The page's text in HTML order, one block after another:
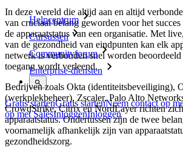
Helpcentrum
Cursussen
Communityforum
Enterprise-diensten
Gratis startenGratis startenNeem contact op
op met SalesInloggenInloggen
In deze wereld die altijd aan en altijd
van cruciaal belang geworden voor het
de apparaatstatus van een organisatie. Met
van de gezondheid van eindpunten kan elk
netwerk is verbonden snel worden
toegang wordt verleend.
Bedrijven zoals Okta (identiteitsbeveiliging),
(werkplekbeheer), Zscaler, Palo Alto
CrowdStrike, Citrix en NordLayer richten
apparaatstatus. Ondertussen zijn de twee
voornamelijk afhankelijk zijn van
gezondheidszorg.